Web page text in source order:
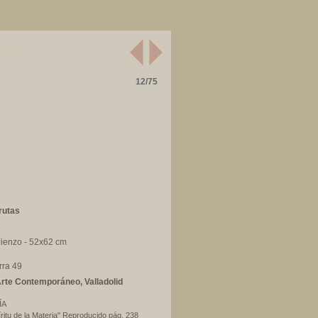
12/75
- 52x62 cm
49
Contemporáneo, Valladolid
de la Materia" Reproducido pág. 238